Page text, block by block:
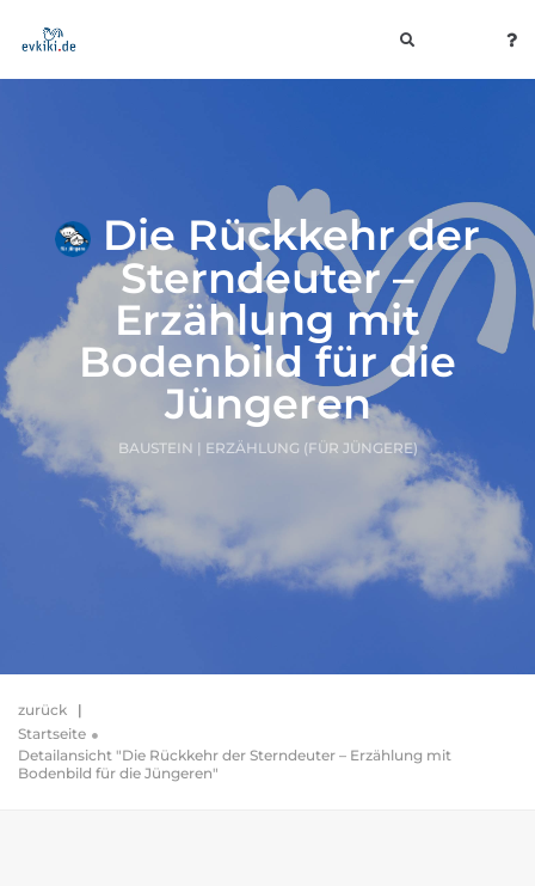
toggle
Die Rückkehr der
Sterndeuter –
Erzählung mit
Bodenbild für die
Jüngeren
BAUSTEIN | ERZÄHLUNG (FÜR JÜNGERE)
zurück |
Startseite
Detailansicht "Die Rückkehr der Sterndeuter – Erzählung mit
Bodenbild für die Jüngeren"